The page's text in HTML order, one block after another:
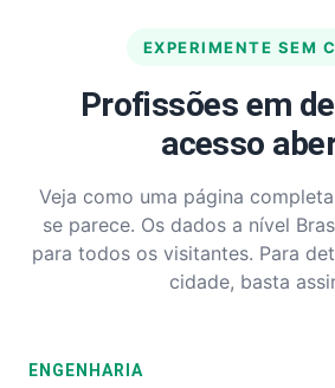
EXPERIMENTE SEM
Profissões em
acesso
Veja como uma página
se parece. Os dados a nível
para todos os visitantes. Para
cidade, basta
ENGENHARIA